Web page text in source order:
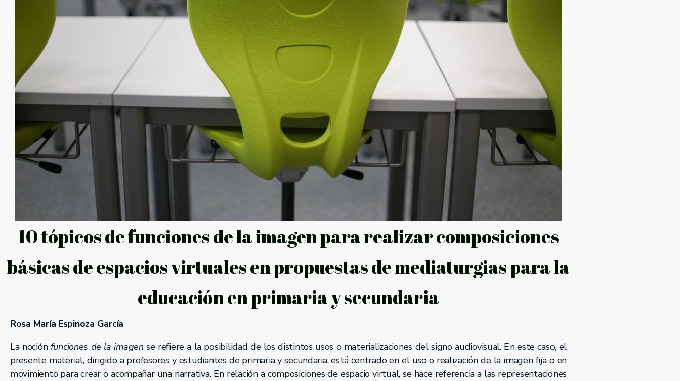
10 tópicos de funciones de la imagen para realizar composiciones
básicas de espacios virtuales en propuestas de mediaturgias para la
educación en primaria y secundaria
Rosa María Espinoza García
La noción funciones de la imagen se refiere a la posibilidad de los distintos usos o materializaciones del signo audiovisual. En este caso, el
presente material, dirigido a profesores y estudiantes de primaria y secundaria, está centrado en el uso o realización de la imagen fija o en
movimiento para crear o acompañar una narrativa. En relación a composiciones de espacio virtual, se hace referencia a las representaciones